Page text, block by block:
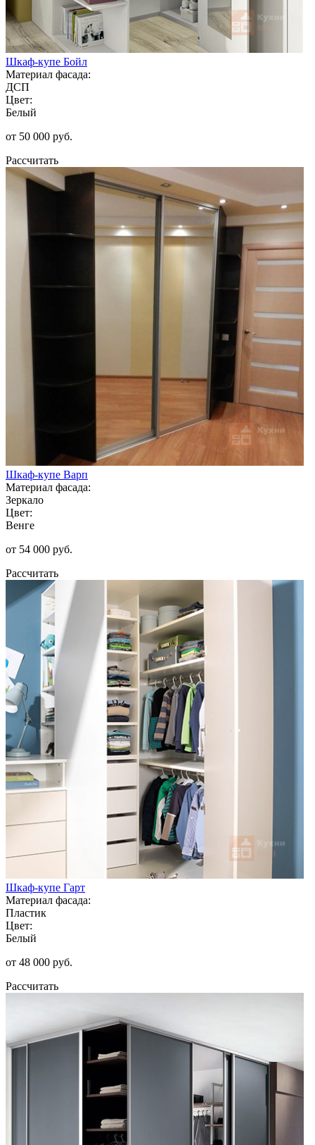
Шкаф-купе Бойл
Материал фасада:
ДСП
Цвет:
Белый
от 50 000 руб.
Рассчитать
Шкаф-купе Варп
Материал фасада:
Зеркало
Цвет:
Венге
от 54 000 руб.
Рассчитать
Шкаф-купе Гарт
Материал фасада:
Пластик
Цвет:
Белый
от 48 000 руб.
Рассчитать